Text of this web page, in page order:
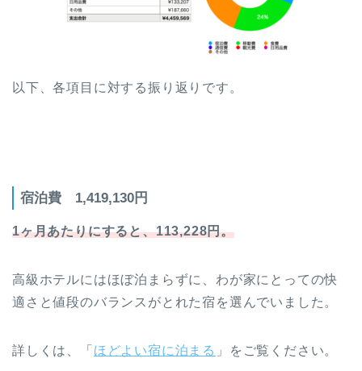
以下、各項目に対する振り返りです。
宿泊費 1,419,130円
1ヶ月あたりにすると、113,228円。
高級ホテルにはほぼ泊まらずに、わが家にとっての快
適さと値段のバランスがとれた宿を選んでいました。
詳しくは、「 ほどよい宿に泊まる 」をご覧ください。